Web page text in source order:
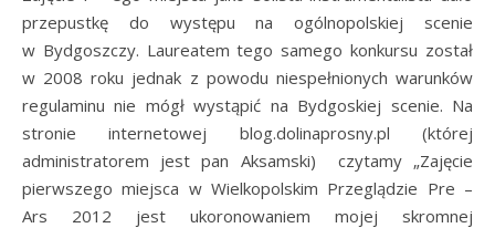
przepustkę do występu na ogólnopolskiej scenie
w Bydgoszczy. Laureatem tego samego konkursu został
w 2008 roku jednak z powodu niespełnionych warunków
regulaminu nie mógł wystąpić na Bydgoskiej scenie. Na
stronie internetowej blog.dolinaprosny.pl (której
administratorem jest pan Aksamski) czytamy „Zajęcie
pierwszego miejsca w Wielkopolskim Przeglądzie Pre –
Ars 2012 jest ukoronowaniem mojej skromnej